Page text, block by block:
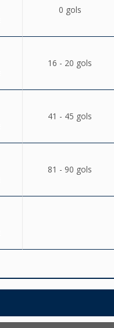
0 gols
16 - 20 gols
41 - 45 gols
81 - 90 gols